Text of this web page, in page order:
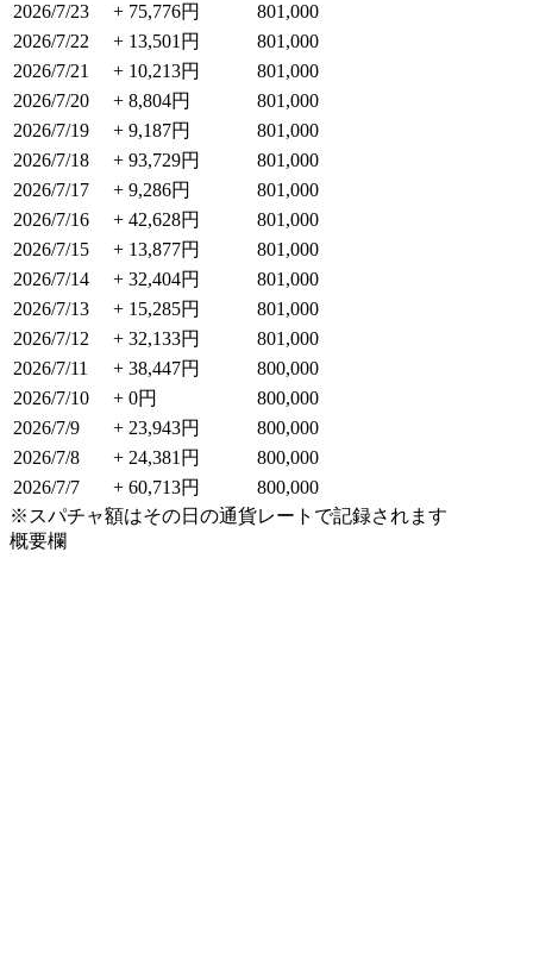
2026/7/23
+ 75,776円
801,000
2026/7/22
+ 13,501円
801,000
2026/7/21
+ 10,213円
801,000
2026/7/20
+ 8,804円
801,000
2026/7/19
+ 9,187円
801,000
2026/7/18
+ 93,729円
801,000
2026/7/17
+ 9,286円
801,000
2026/7/16
+ 42,628円
801,000
2026/7/15
+ 13,877円
801,000
2026/7/14
+ 32,404円
801,000
2026/7/13
+ 15,285円
801,000
2026/7/12
+ 32,133円
801,000
2026/7/11
+ 38,447円
800,000
2026/7/10
+ 0円
800,000
2026/7/9
+ 23,943円
800,000
2026/7/8
+ 24,381円
800,000
2026/7/7
+ 60,713円
800,000
※スパチャ額はその日の通貨レートで記録されます
概要欄